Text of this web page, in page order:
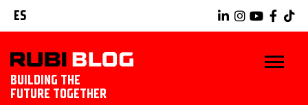
ES
BUILDING THE
FUTURE TOGETHER